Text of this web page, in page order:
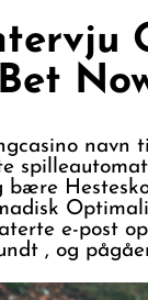
navn
bære
e-post
, og